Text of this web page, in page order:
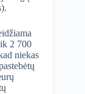
2 700
niekas